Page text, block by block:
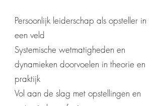
Persoonlijk leiderschap als opsteller in
een veld
Systemische wetmatigheden en
dynamieken doorvoelen in theorie en
praktijk
Vol aan de slag met opstellingen en